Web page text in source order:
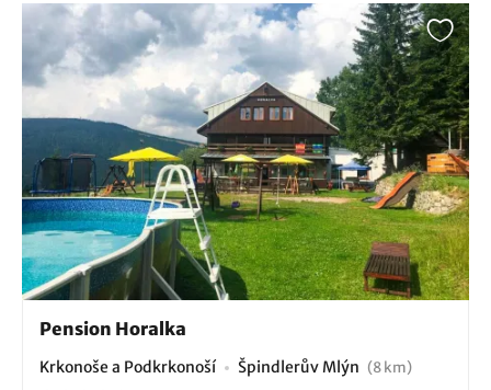
Pension Horalka
Krkonoše a Podkrkonoší Špindlerův Mlýn (8 km)